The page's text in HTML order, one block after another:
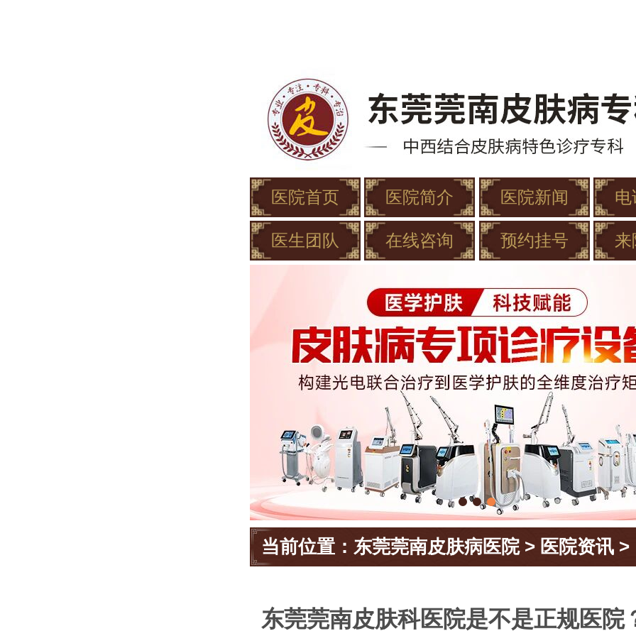
医院首页 医院简介 医院新闻 电
医生团队 在线咨询 预约挂号 来
当前位置： 东莞莞南皮肤病医院> 医院资讯 >
东莞莞南皮肤科医院是不是正规医院